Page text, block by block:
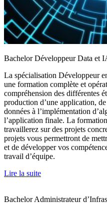
Bachelor Développeur Data et
La spécialisation Développeur
une formation complète et
compréhension des différentes
production d’une application,
données à l’implémentation
l’application finale. La
travaillerez sur des projets
projets vous permettront de
et de développer vos
travail d’équipe.
Lire la suite
Bachelor Administrateur